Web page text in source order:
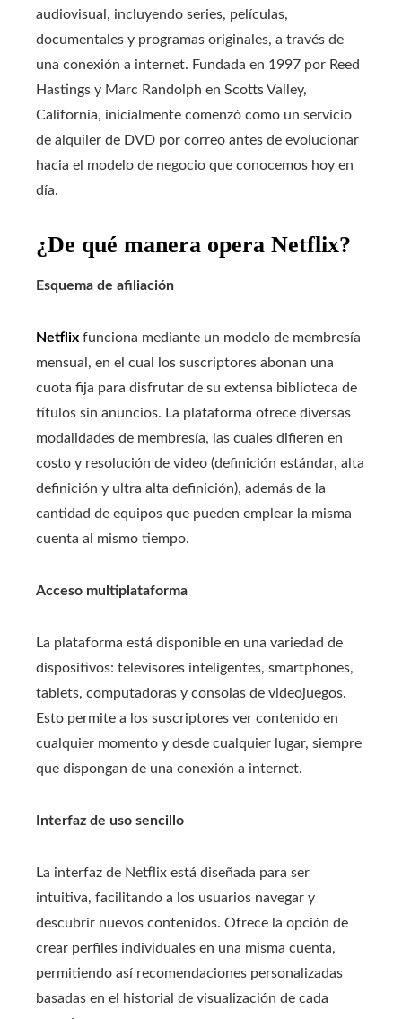
audiovisual, incluyendo series, películas,
documentales y programas originales, a través de
una conexión a internet. Fundada en 1997 por Reed
Hastings y Marc Randolph en Scotts Valley,
California, inicialmente comenzó como un servicio
de alquiler de DVD por correo antes de evolucionar
hacia el modelo de negocio que conocemos hoy en
día.
¿De qué manera opera Netflix?
Esquema de afiliación
Netflix funciona mediante un modelo de membresía
mensual, en el cual los suscriptores abonan una
cuota fija para disfrutar de su extensa biblioteca de
títulos sin anuncios. La plataforma ofrece diversas
modalidades de membresía, las cuales difieren en
costo y resolución de video (definición estándar, alta
definición y ultra alta definición), además de la
cantidad de equipos que pueden emplear la misma
cuenta al mismo tiempo.
Acceso multiplataforma
La plataforma está disponible en una variedad de
dispositivos: televisores inteligentes, smartphones,
tablets, computadoras y consolas de videojuegos.
Esto permite a los suscriptores ver contenido en
cualquier momento y desde cualquier lugar, siempre
que dispongan de una conexión a internet.
Interfaz de uso sencillo
La interfaz de Netflix está diseñada para ser
intuitiva, facilitando a los usuarios navegar y
descubrir nuevos contenidos. Ofrece la opción de
crear perfiles individuales en una misma cuenta,
permitiendo así recomendaciones personalizadas
basadas en el historial de visualización de cada